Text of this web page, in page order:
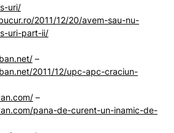
uri/
2011/12/20/avem-sau-nu-
uri-part-ii/
–
2011/12/upc-apc-craciun-
–
pana-de-curent-un-inamic-de-